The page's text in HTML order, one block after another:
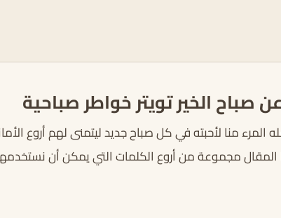
صباح الخير تويتر خواطر صباحية
منا لأحبته في كل صباح جديد ليتمنى لهم أروع
مجموعة من أروع الكلمات التي يمكن أن